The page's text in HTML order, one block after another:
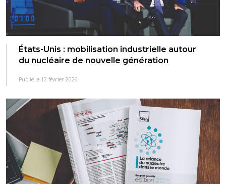
États-Unis : mobilisation industrielle autour
du nucléaire de nouvelle génération
Publié le 12 février 2026